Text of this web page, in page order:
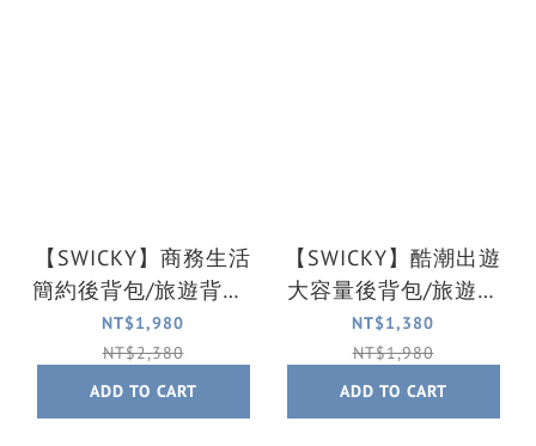
【SWICKY】商務生活
簡約後背包/旅遊背包/
辦公包 (黑)
NT$1,980
NT$2,380
ADD TO CART
【SWICKY】酷潮出遊
大容量後背包/旅遊背
包/辦公包 (黑)
NT$1,380
NT$1,980
ADD TO CART